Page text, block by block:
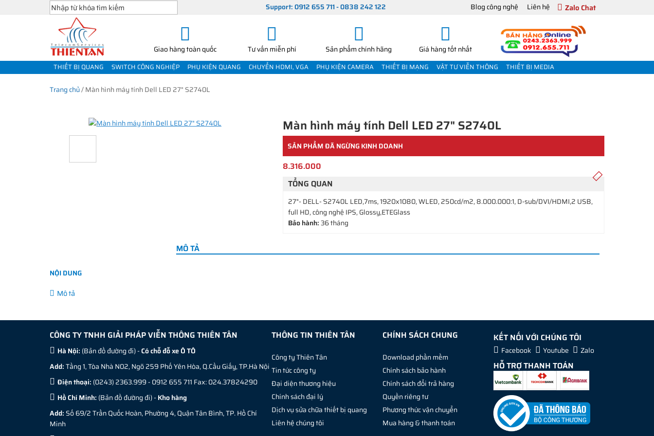
Support: 0912 655 711 - 0838 242 122 Blog công nghệ Liên hệ Zalo Chat
Giao hàng toàn quốc Tư vấn miễn phí Sản phẩm chính hãng Giá hàng tốt nhất
THIẾT BỊ QUANG SWITCH CÔNG NGHIỆP PHỤ KIỆN QUANG CHUYỂN HDMI, VGA PHỤ KIỆN CAMERA THIẾT BỊ MẠNG VẬT TƯ VIỄN THÔNG THIẾT BỊ MEDIA
Trang chủ/Màn hình máy tính Dell LED 27" S2740L
Màn hình máy tính Dell LED 27" S2740L
SẢN PHẨM ĐÃ NGỪNG KINH DOANH
8.316.000
TỔNG QUAN
27"- DELL- S2740L LED,7ms, 1920x1080, WLED, 250cd/m2, 8.000.000:1, D-sub/DVI/HDMI,2 USB,
full HD, công nghệ IPS, Glossy,ETEGlass
Bảo hành:36 tháng
NỘI DUNG
Mô tả
MÔ TẢ
CÔNG TY TNHH GIẢI PHÁP VIỄN THÔNG THIÊN TÂN
Hà Nội: (Bản đồ đường đi) -Có chỗ đỗ xe Ô TÔ
Add:Tầng 1, Tòa Nhà N02, Ngõ 259 Phố Yên Hòa, Q.Cầu Giấy, TP.Hà Nội
Điện thoại: (0243) 2363.999 - 0912 655 711 Fax: 024.37824290
Hồ Chí Minh: (Bản đồ đường đi) -Kho hàng
Add: Số 69/2 Trần Quốc Hoàn, Phường 4, Quận Tân Bình, TP. Hồ Chí
Minh
THÔNG TIN THIÊN TÂN
Công ty Thiên Tân
Tin tức công ty
Đại diện thương hiệu
Chính sách đại lý
Dịch vụ sửa chữa thiết bị quang
Liên hệ chúng tôi
CHÍNH SÁCH CHUNG
Download phần mềm
Chính sách bảo hành
Chính sách đổi trả hàng
Quyền riêng tư
Phương thức vận chuyển
Mua hàng & thanh toán
KẾT NỐI VỚI CHÚNG TÔI
Facebook Youtube Zalo
HỖ TRỢ THANH TOÁN